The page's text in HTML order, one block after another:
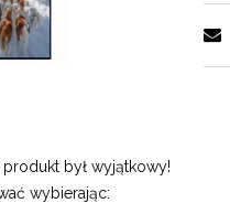
był wyjątkowy!
wybierając: